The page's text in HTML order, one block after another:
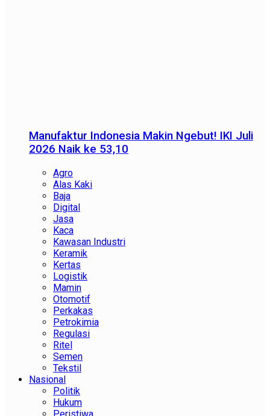
Manufaktur Indonesia Makin Ngebut! IKI Juli
2026 Naik ke 53,10
Agro
Alas Kaki
Baja
Digital
Jasa
Kaca
Kawasan Industri
Keramik
Kertas
Logistik
Mamin
Otomotif
Perkakas
Petrokimia
Regulasi
Ritel
Semen
Tekstil
Nasional
Politik
Hukum